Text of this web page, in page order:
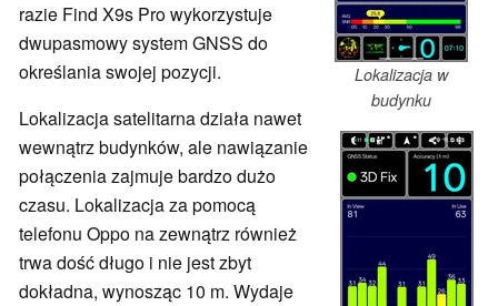
Lokalizacja w
budynku
razie Find X9s Pro wykorzystuje
dwupasmowy system GNSS do
określania swojej pozycji.
Lokalizacja satelitarna działa nawet
wewnątrz budynków, ale nawiązanie
połączenia zajmuje bardzo dużo
czasu. Lokalizacja za pomocą
telefonu Oppo na zewnątrz również
trwa dość długo i nie jest zbyt
dokładna, wynosząc 10 m. Wydaje